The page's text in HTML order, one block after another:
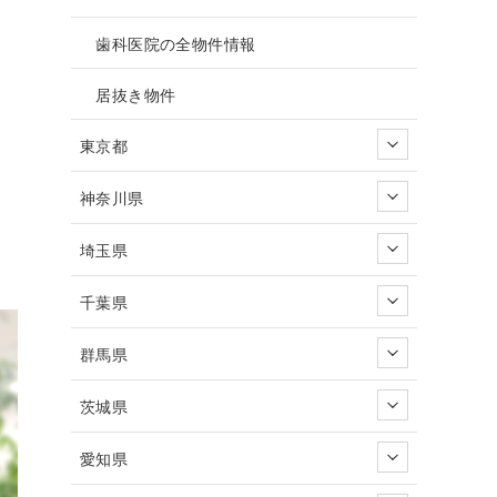
歯科医院の全物件情報
居抜き物件
東京都
神奈川県
埼玉県
千葉県
群馬県
茨城県
愛知県